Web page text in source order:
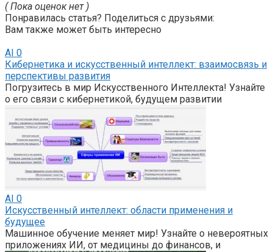
( Пока оценок нет )
Понравилась статья? Поделиться с друзьями:
Вам также может быть интересно
AI 0
Кибернетика и искусственный интеллект: взаимосвязь и
перспективы развития
Погрузитесь в мир Искусственного Интеллекта! Узнайте
о его связи с кибернетикой, будущем развитии
AI 0
Искусственный интеллект: области применения и
будущее
Машинное обучение меняет мир! Узнайте о невероятных
приложениях ИИ, от медицины до финансов, и